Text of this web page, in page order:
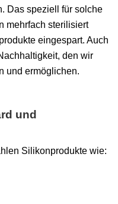
Das speziell für solche
mehrfach sterilisiert
eingespart. Auch
den wir
und ermöglichen.
und
Silikonprodukte wie: